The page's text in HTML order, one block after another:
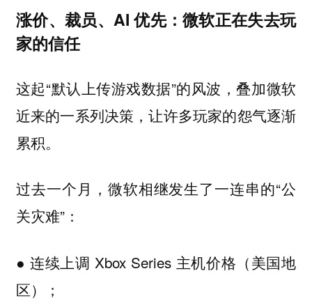
涨价、裁员、AI 优先：微软正在失去玩
家的信任
这起“默认上传游戏数据”的风波，叠加微软
近来的一系列决策，让许多玩家的怨气逐渐
累积。
过去一个月，微软相继发生了一连串的“公
关灾难”：
● 连续上调 Xbox Series 主机价格（美国地
区）；